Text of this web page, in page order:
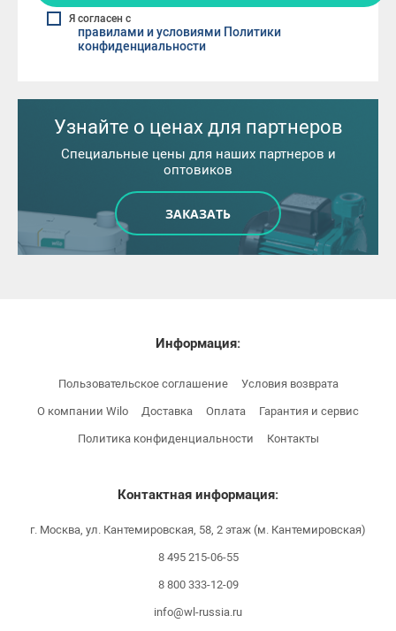
Я согласен с
правилами и условиями Политики
конфиденциальности
Узнайте о ценах для партнеров
Специальные цены для наших партнеров и
оптовиков
ЗАКАЗАТЬ
Информация:
Пользовательское соглашение Условия возврата
О компании Wilo Доставка Оплата Гарантия и сервис
Политика конфиденциальности Контакты
Контактная информация:
г. Москва, ул. Кантемировская, 58, 2 этаж (м. Кантемировская)
8 495 215-06-55
8 800 333-12-09
info@wl-russia.ru